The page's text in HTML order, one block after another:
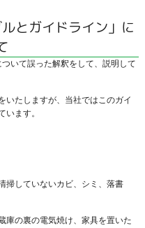
とガイドライン」に
いて誤った解釈をして、説明して
いたしますが、当社ではこのガイ
います。
掃していないカビ、シミ、落書
庫の裏の電気焼け、家具を置いた